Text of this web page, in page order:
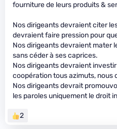
fourniture de leurs produits &
Nos dirigeants devraient citer
devraient faire pression pour
Nos dirigeants devraient mater
sans céder à ses caprices.
Nos dirigeants devraient
coopération tous azimuts, nous
Nos dirigeants devrait
les paroles uniquement le droit
2